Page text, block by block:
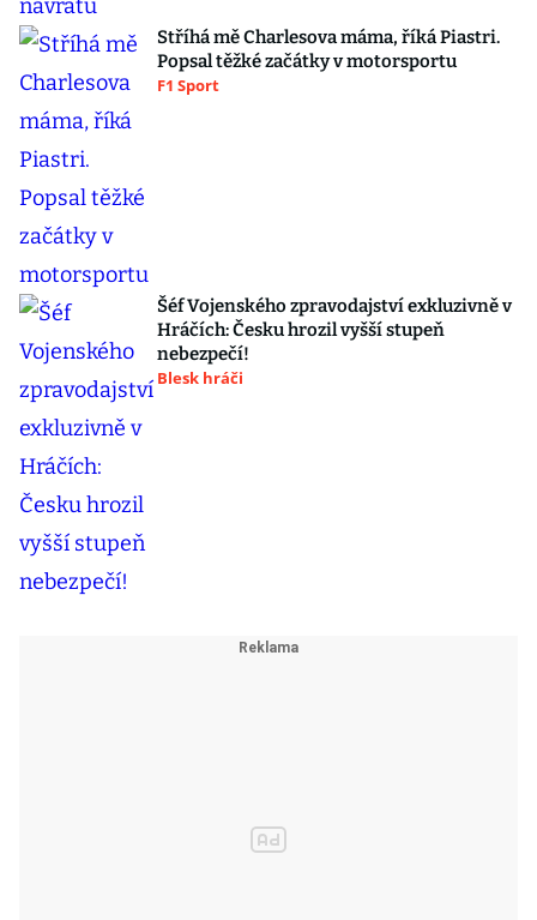
Stříhá mě Charlesova máma, říká Piastri.
Popsal těžké začátky v motorsportu
F1 Sport
Šéf Vojenského zpravodajství exkluzivně v
Hráčích: Česku hrozil vyšší stupeň
nebezpečí!
Blesk hráči